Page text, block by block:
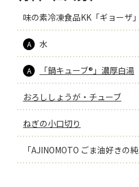
味の素冷凍食品KK「ギョーザ」
A 水
A 「鍋キューブ®」濃厚白湯
おろししょうが・チューブ
ねぎの小口切り
「AJINOMOTO ごま油好きの